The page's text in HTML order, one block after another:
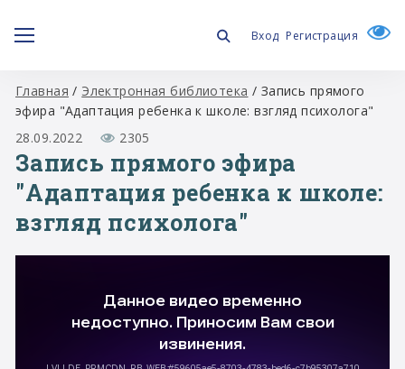
Вход Регистрация
Главная / Электронная библиотека / Запись прямого
эфира "Адаптация ребенка к школе: взгляд психолога"
28.09.2022
2305
Запись прямого эфира
"Адаптация ребенка к школе:
взгляд психолога"